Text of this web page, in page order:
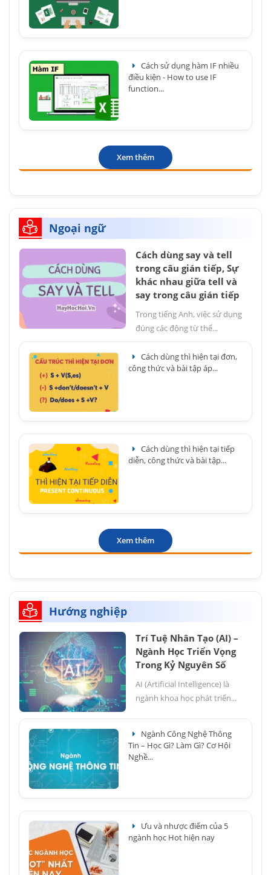
Cách sử dụng hàm IF nhiều
điều kiện - How to use IF
function...
Xem thêm
Ngoại ngữ
Cách dùng say và tell
trong câu gián tiếp, Sự
khác nhau giữa tell và
say trong câu gián tiếp
Trong tiếng Anh, việc sử dụng
đúng các động từ thể...
Cách dùng thì hiện tại đơn,
công thức và bài tập áp...
Cách dùng thì hiện tại tiếp
diễn, công thức và bài tập...
Xem thêm
Hướng nghiệp
Trí Tuệ Nhân Tạo (AI) –
Ngành Học Triển Vọng
Trong Kỷ Nguyên Số
AI (Artificial Intelligence) là
ngành khoa học phát triển...
Ngành Công Nghệ Thông
Tin – Học Gì? Làm Gì? Cơ Hội
Nghề...
Ưu và nhược điểm của 5
ngành học Hot hiện nay